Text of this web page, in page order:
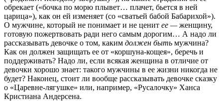
обрекает («бочка по морю плывет… плачет, бьется в ней
царица»), как он ей изменяет (со «сватьей бабой Бабарихой»).
О мужчине, который не понимает и не ценит ее —женщину,
готовую пожертвовать ради него самым дорогим… А надо ли
рассказывать девочке о том, каким должен быть мужчина?
Как он должен защищать ее от «коршуна-кощея», беречь и
поддерживать? Надо ли, если всякая женщина в отличие от
девочки хорошо знает: такого мужчины в ее жизни никогда не
будет? Наконец, стоит ли вообще рассказывать девочке сказку
о «Царевне-лягушке» или, например, «Русалочку» Ханса
Кристиана Андерсена.